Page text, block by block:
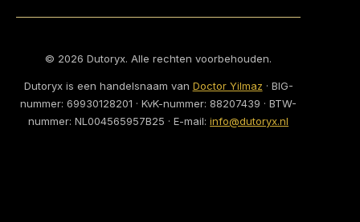
© 2026 Dutoryx. Alle rechten voorbehouden.
Dutoryx is een handelsnaam van Doctor Yilmaz · BIG-
nummer:69930128201 · KvK-nummer:88207439 · BTW-
nummer:NL004565957B25 · E-mail:info@dutoryx.nl